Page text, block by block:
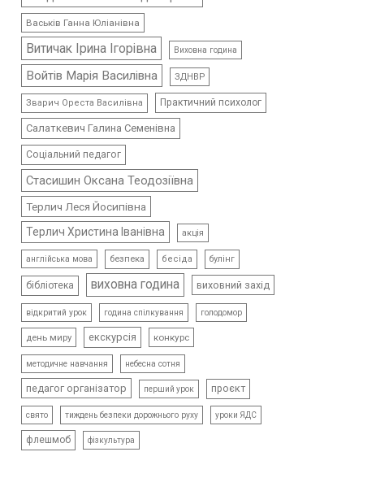
Васьків Ганна Юліанівна
Витичак Ірина Ігорівна Виховна година
Войтів Марія Василівна ЗДНВР
Зварич Ореста Василівна Практичний психолог
Салаткевич Галина Семенівна
Соціальний педагог
Стасишин Оксана Теодозіївна
Терлич Леся Йосипівна
Терлич Христина Іванівна
акція
англійська мова безпека бесіда булінг
бібліотека виховна година виховний захід
відкритий урок година спілкування голодомор
день миру екскурсія конкурс
методичне навчання небесна сотня
педагог організатор перший урок проєкт
свято тиждень безпеки дорожнього руху уроки ЯДС
флешмоб фізкультура